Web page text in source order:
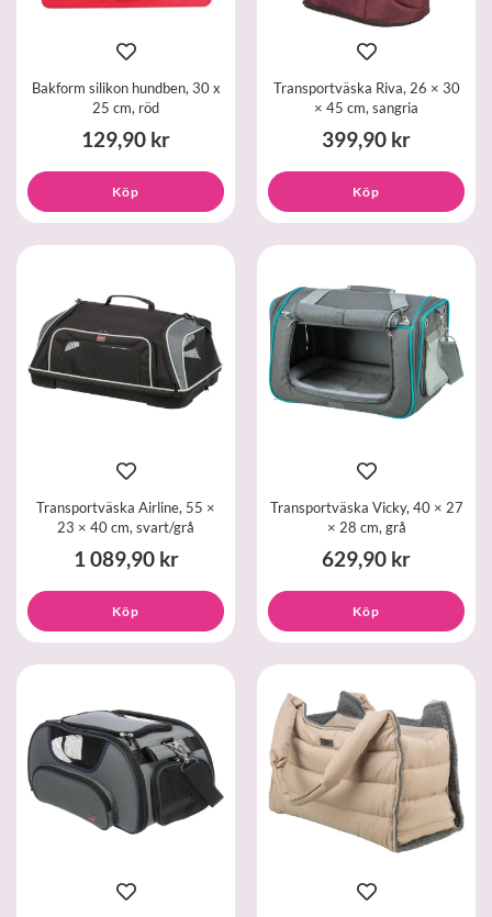
Bakform silikon hundben, 30 x
25 cm, röd
129,90 kr
Köp
Transportväska Riva, 26 × 30
× 45 cm, sangria
399,90 kr
Köp
Transportväska Airline, 55 ×
23 × 40 cm, svart/grå
1 089,90 kr
Köp
Transportväska Vicky, 40 × 27
× 28 cm, grå
629,90 kr
Köp